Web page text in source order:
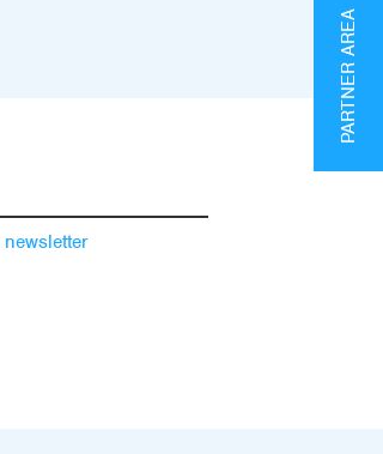
newsletter
PARTNER AREA